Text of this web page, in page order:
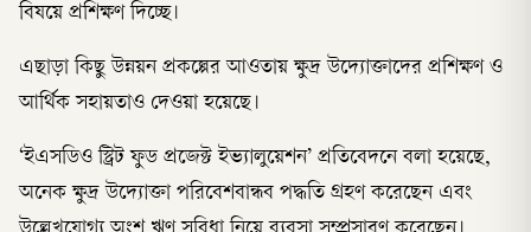
বিষয়ে প্রশিক্ষণ দিচ্ছে।
এছাড়া কিছু উন্নয়ন প্রকল্পের আওতায় ক্ষুদ্র উদ্যোক্তাদের প্রশিক্ষণ ও
আর্থিক সহায়তাও দেওয়া হয়েছে।
‘ইএসডিও স্ট্রিট ফুড প্রজেক্ট ইভ্যালুয়েশন’ প্রতিবেদনে বলা হয়েছে,
অনেক ক্ষুদ্র উদ্যোক্তা পরিবেশবান্ধব পদ্ধতি গ্রহণ করেছেন এবং